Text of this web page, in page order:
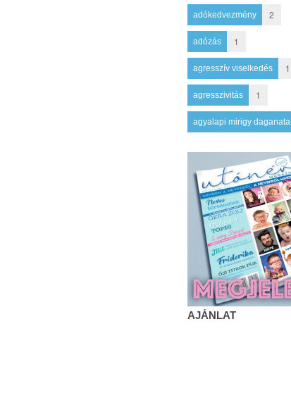
adókedvezmény 2
adózás 1
agresszív viselkedés 1
agresszivitás 1
agyalapi mirigy daganata
AJÁNLAT